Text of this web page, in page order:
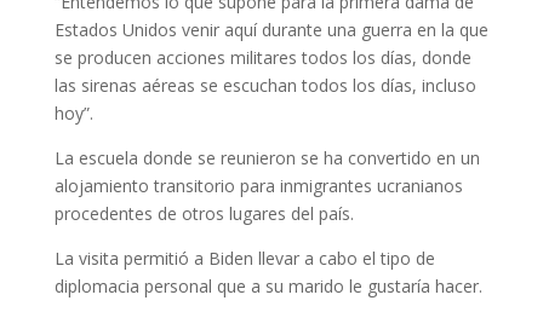
Estados Unidos venir aquí durante una guerra en la que
se producen acciones militares todos los días, donde
las sirenas aéreas se escuchan todos los días, incluso
hoy”.
La escuela donde se reunieron se ha convertido en un
alojamiento transitorio para inmigrantes ucranianos
procedentes de otros lugares del país.
La visita permitió a Biden llevar a cabo el tipo de
diplomacia personal que a su marido le gustaría hacer.